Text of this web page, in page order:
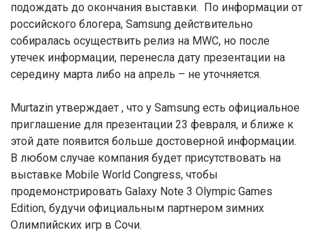
подождать до окончания выставки. По информации от
российского блогера, Samsung действительно
собиралась осуществить релиз на MWC, но после
утечек информации, перенесла дату презентации на
середину марта либо на апрель – не уточняется.
Murtazin утверждает , что у Samsung есть официальное
приглашение для презентации 23 февраля, и ближе к
этой дате появится больше достоверной информации.
В любом случае компания будет присутствовать на
выставке Mobile World Congress, чтобы
продемонстрировать Galaxy Note 3 Olympic Games
Edition, будучи официальным партнером зимних
Олимпийских игр в Сочи.